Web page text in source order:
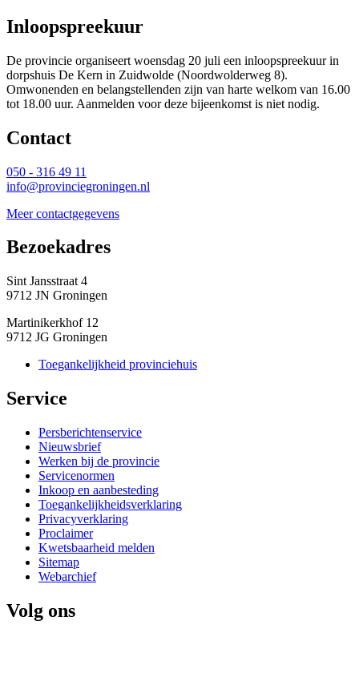
Inloopspreekuur
De provincie organiseert woensdag 20 juli een inloopspreekuur in
dorpshuis De Kern in Zuidwolde (Noordwolderweg 8).
Omwonenden en belangstellenden zijn van harte welkom van 16.00
tot 18.00 uur. Aanmelden voor deze bijeenkomst is niet nodig.
Contact
050 - 316 49 11
info@provinciegroningen.nl
Meer contactgegevens
Bezoekadres
Sint Jansstraat 4
9712 JN Groningen
Martinikerkhof 12
9712 JG Groningen
Toegankelijkheid provinciehuis
Service
Persberichtenservice
Nieuwsbrief
Werken bij de provincie
Servicenormen
Inkoop en aanbesteding
Toegankelijkheidsverklaring
Privacyverklaring
Proclaimer
Kwetsbaarheid melden
Sitemap
Webarchief
Volg ons